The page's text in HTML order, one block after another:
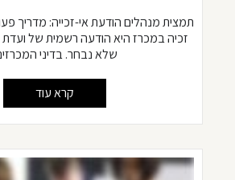
תמצית מנהלים הודעת אי-זכייה: מדריך
זכיה במכרז היא הודעה רשמית של
שלא נבחר. בדיני
קרא עוד